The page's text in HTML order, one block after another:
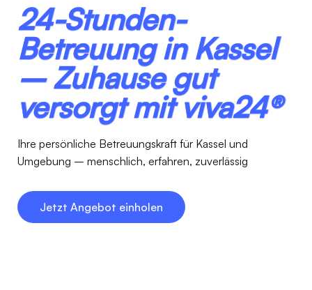
24-Stunden-
Betreuung in Kassel
– Zuhause gut
versorgt mit viva24®
Ihre persönliche Betreuungskraft für Kassel und
Umgebung – menschlich, erfahren, zuverlässig
Jetzt Angebot einholen